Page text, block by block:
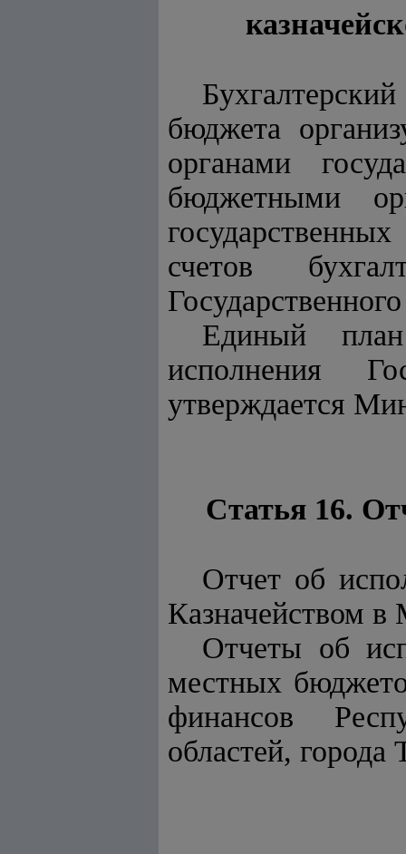
бюджета
органами
бюджетными
счетов
Единый план
исполнения
утверждается
Статья 16.
Отчет об
Казначейством в
Отчеты об
местных
финансов
областей,